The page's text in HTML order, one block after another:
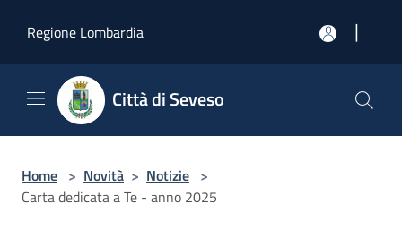
Regione Lombardia
|
Città di Seveso
Home > Novità > Notizie >
Carta dedicata a Te - anno 2025